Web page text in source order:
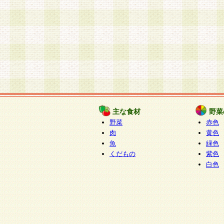
主な食材
野菜
肉
魚
くだもの
野
赤色
黄色
緑色
紫色
白色